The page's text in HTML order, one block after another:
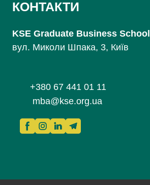
КОНТАКТИ
KSE Graduate Business School
вул. Миколи Шпака, 3, Київ
+380 67 441 01 11
mba@kse.org.ua